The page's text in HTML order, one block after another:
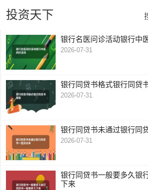
投资天下
银行名医问诊活动银行中
2026-07-31
银行同贷书格式银行同贷
2026-07-31
银行同贷书未通过银行同
2026-07-31
银行同贷书一般要多久银
下来